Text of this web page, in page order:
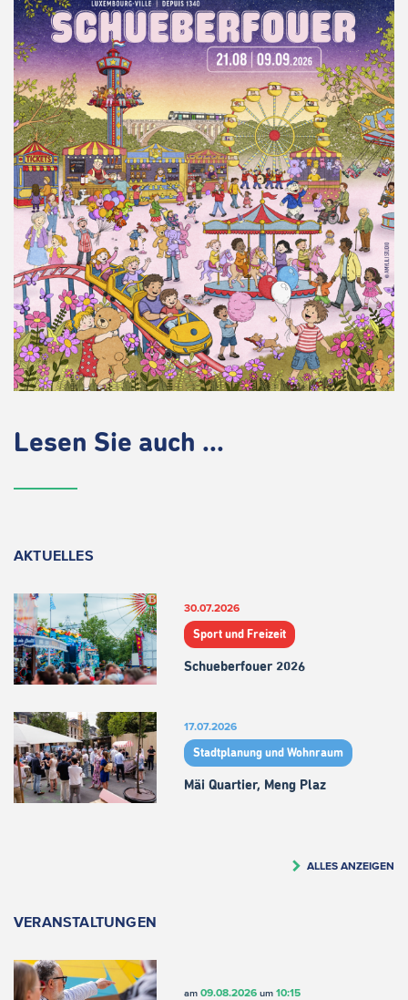
Lesen Sie auch ...
AKTUELLES
30.07.2026
Sport und Freizeit
Schueberfouer 2026
17.07.2026
Stadtplanung und Wohnraum
Mäi Quartier, Meng Plaz
ALLES ANZEIGEN
VERANSTALTUNGEN
am 09.08.2026um 10:15